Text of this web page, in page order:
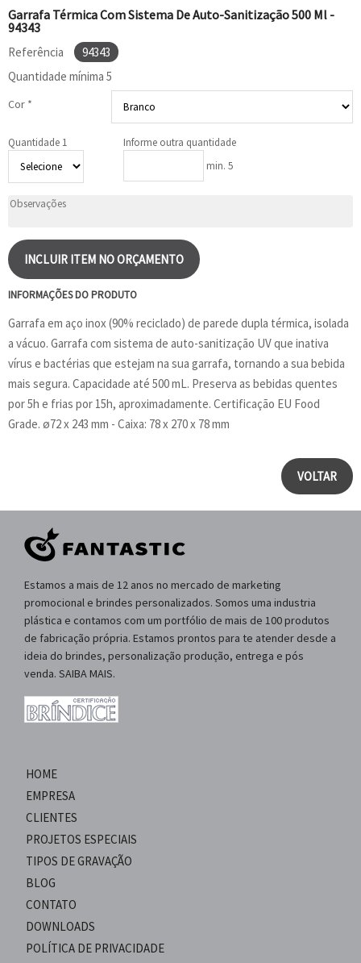
Garrafa Térmica Com Sistema De Auto-Sanitização 500 Ml -
94343
Referência
94343
Quantidade mínima 5
Cor *
Quantidade 1
Informe outra quantidade
min. 5
INCLUIR ITEM NO ORÇAMENTO
INFORMAÇÕES DO PRODUTO
Garrafa em aço inox (90% reciclado) de parede dupla térmica, isolada
a vácuo. Garrafa com sistema de auto-sanitização UV que inativa
vírus e bactérias que estejam na sua garrafa, tornando a sua bebida
mais segura. Capacidade até 500 mL. Preserva as bebidas quentes
por 5h e frias por 15h, aproximadamente. Certificação EU Food
Grade. ø72 x 243 mm - Caixa: 78 x 270 x 78 mm
VOLTAR
Estamos a mais de 12 anos no mercado de marketing
promocional e brindes personalizados. Somos uma industria
plástica e contamos com um portfólio de mais de 100 produtos
de fabricação própria. Estamos prontos para te atender desde a
ideia do brindes, personalização produção, entrega e pós
venda. SAIBA MAIS.
HOME
EMPRESA
CLIENTES
PROJETOS ESPECIAIS
TIPOS DE GRAVAÇÃO
BLOG
CONTATO
DOWNLOADS
POLÍTICA DE PRIVACIDADE